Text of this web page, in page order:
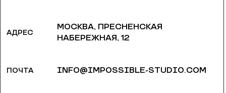
АДРЕС
ПОЧТА
МОСКВА, ​ПРЕСНЕНСКАЯ
НАБЕРЕЖНАЯ, 12
INFO@IMPOSSIBLE-STUDIO.COM